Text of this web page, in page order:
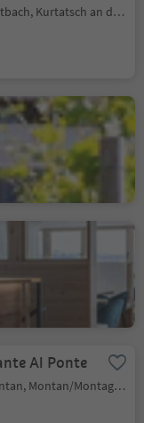
Breitbach/Breitbach, Kurtatsch an der Weinstraße/Cortaccia sulla Strada del Vino, Alto Adige Wine Road
-
Dornach
Al Ponte
Montagna/Montan, Montan/Montagna, Alto Adige Wine Road